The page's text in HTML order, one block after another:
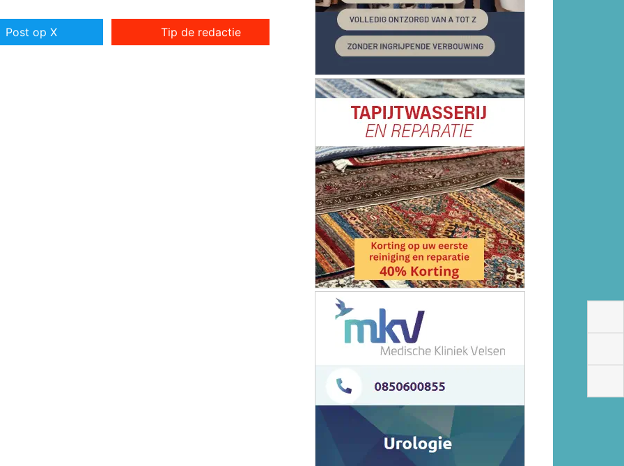
Post op X Tip de redactie